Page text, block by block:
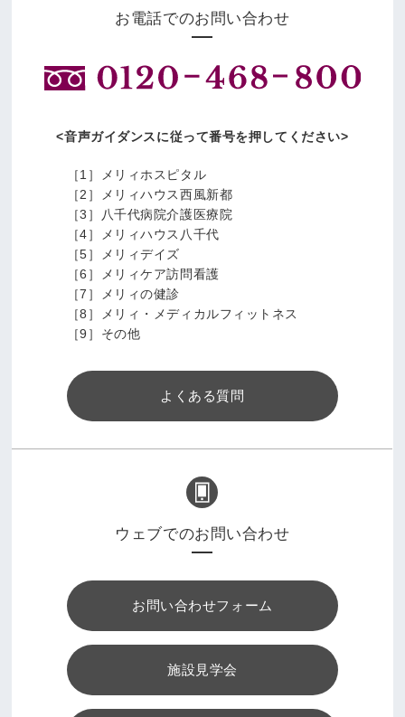
お電話でのお問い合わせ
音声ガイダンスに従って番号を押してください
［1］メリィホスピタル
［2］メリィハウス西風新都
［3］八千代病院介護医療院
［4］メリィハウス八千代
［5］メリィデイズ
［6］メリィケア訪問看護
［7］メリィの健診
［8］メリィ・メディカルフィットネス
［9］その他
よくある質問
ウェブでのお問い合わせ
お問い合わせフォーム
施設見学会